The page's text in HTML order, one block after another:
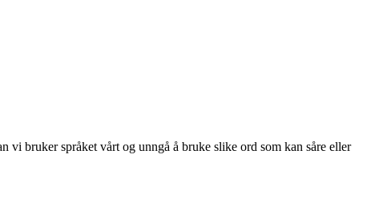
vi bruker språket vårt og unngå å bruke slike ord som kan såre eller